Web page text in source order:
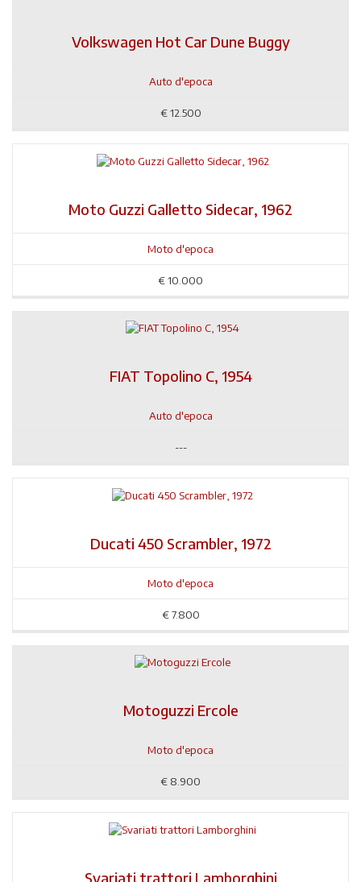
Volkswagen Hot Car Dune Buggy
Auto d'epoca
€ 12.500
Moto Guzzi Galletto Sidecar, 1962
Moto d'epoca
€10.000
FIAT Topolino C, 1954
Auto d'epoca
---
Ducati 450 Scrambler, 1972
Moto d'epoca
€ 7.800
Motoguzzi Ercole
Moto d'epoca
€ 8.900
Svariati trattori Lamborghini